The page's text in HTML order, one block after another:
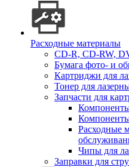
Расходные материалы
CD-R, CD-RW,
Бумага фото- и
Картриджи для
Тонер для
Запчасти для
Расходные
Чипы для
Заправки для